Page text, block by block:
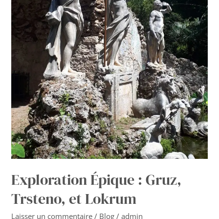
Exploration Épique : Gruz,
Trsteno, et Lokrum
Laisser un commentaire / Blog /admin